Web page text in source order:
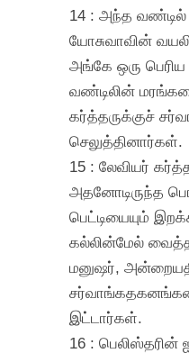
14 : அந்த
யோசுவாவின்
அங்கே ஒரு பெரிய
வண்டிலின்
கர்த்தருக்குச்
செலுத்தினார்கள்.
15 : லேவியர்
அதனோடிருந்த
பெட்டியையும்
கல்லின்மேல்
மனுஷர்,
இட்டார்கள்.
16 : பெலிஸ்தரின்